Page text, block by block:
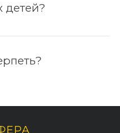
детей?